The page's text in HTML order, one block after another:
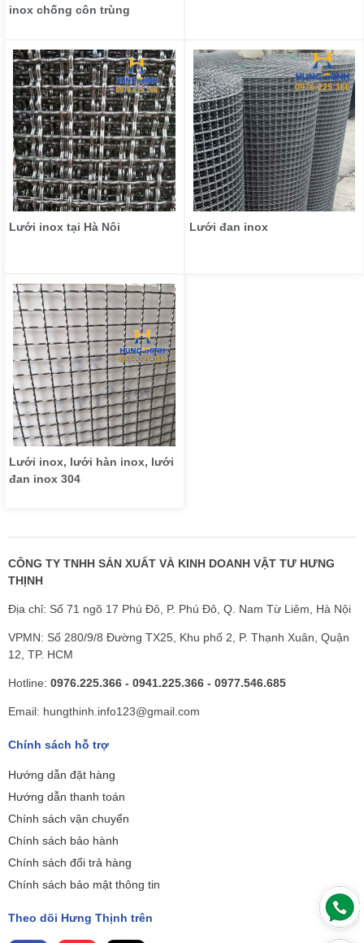
inox chống côn trùng
Lưới inox tại Hà Nôi Lưới đan inox
Lưới inox, lưới hàn inox, lưới
đan inox 304
CÔNG TY TNHH SẢN XUẤT VÀ KINH DOANH VẬT TƯ HƯNG
THỊNH
Địa chỉ: Số 71 ngõ 17 Phú Đô, P. Phú Đô, Q. Nam Từ Liêm, Hà Nội
VPMN: Số 280/9/8 Đường TX25, Khu phố 2, P. Thạnh Xuân, Quận
12, TP. HCM
Hotline: 0976.225.366 - 0941.225.366 - 0977.546.685
Email: hungthinh.info123@gmail.com
Chính sách hỗ trợ
Hướng dẫn đặt hàng
Hướng dẫn thanh toán
Chính sách vận chuyển
Chính sách bảo hành
Chính sách đổi trả hàng
Chính sách bảo mật thông tin
Theo dõi Hưng Thịnh trên